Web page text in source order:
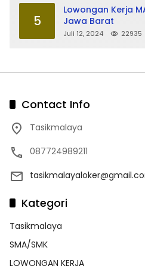
5
Lowongan Kerja
Jawa Barat
Juli 12, 2024 22935
Contact Info
Tasikmalaya
087724989211
Kategori
Tasikmalaya
SMA/SMK
LOWONGAN KERJA